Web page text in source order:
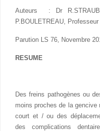
Auteurs : Dr
P.BOULETREAU,
Parution LS 76, Novembre
RESUME
Des freins pathogènes ou
moins proches de la gencive
court et / ou des
des complications